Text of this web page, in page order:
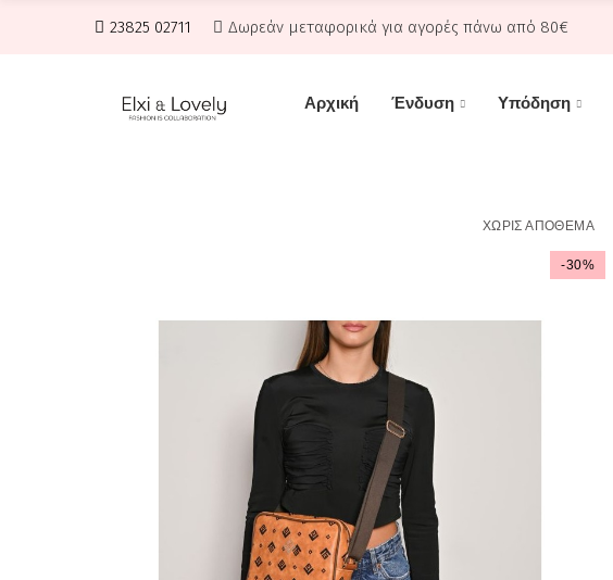
23825 02711 Δωρεάν μεταφορικά για αγορές πάνω από 80€
Αρχική Ένδυση Υπόδηση
ΧΩΡΊΣ ΑΠΌΘΕΜΑ
-30%